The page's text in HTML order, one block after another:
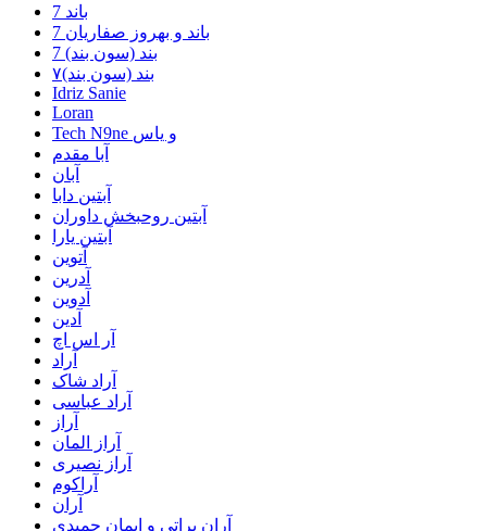
7 باند
7 باند و بهروز صفاریان
7 بند (سون بند)
۷بند (سون بند)
Idriz Sanie
Loran
Tech N9ne و یاس
آبا مقدم
آبان
آبتین دابا
آبتین روحبخش داوران
آبتین یارا
آتوین
آدرین
آدوین
آدین
آر اس اچ
آراد
آراد شاک
آراد عباسی
آراز
آراز المان
آراز نصیری
آراکوم
آران
آران براتی و ایمان حمیدی